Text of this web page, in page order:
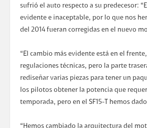
sufrió el auto respecto a su predecesor:
evidente e inaceptable, por lo que nos
del 2014 fueran corregidas en el nuevo
“El cambio más evidente está en el
regulaciones técnicas, pero la parte
rediseñar varias piezas para tener un
los pilotos obtener la potencia que
temporada, pero en el SF15-T hemos
“Hemos cambiado la arquitectura del